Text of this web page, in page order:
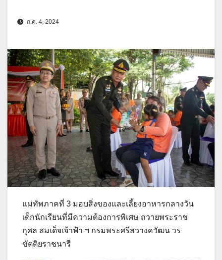
ก.ค. 4, 2024
แม่ทัพภาคที่ 3 มอบสิ่งของและเลี้ยงอาหารกลางวัน
เด็กนักเรียนที่มีความต้องการพิเศษ ถวายพระราช
กุศล สมเด็จเจ้าฟ้า ฯ กรมพระศรีสวางควัฒน วร
ขัตติยราชนารี